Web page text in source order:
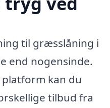
til græsslåning i
end nogensinde.
kan du
tilbud fra